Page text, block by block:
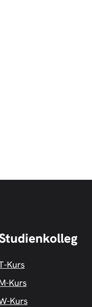
Kurs
Kurs
Kurs